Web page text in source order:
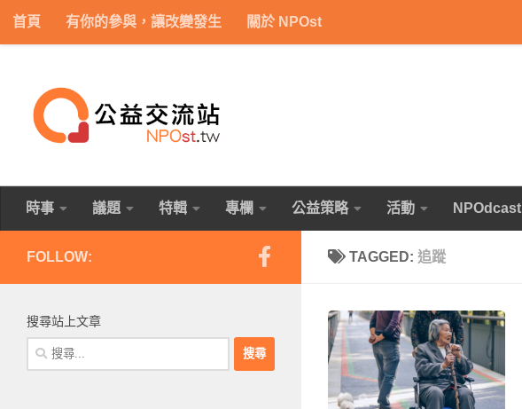
Skip to content
首頁 有你的參與，讓改變發生 關於 NPOst
時事 議題 特輯 專欄 公益策略 活動 NPOdcast
TAGGED: 追蹤
FOLLOW:
搜尋站上文章
搜
尋